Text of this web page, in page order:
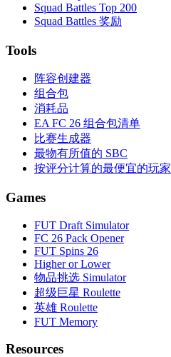
Squad Battles Top 200
Squad Battles 奖励
Tools
阵容创建器
组合包
消耗品
EA FC 26 组合包清单
比赛生成器
最物有所值的 SBC
按评分计算的最便宜的玩家
Games
FUT Draft Simulator
FC 26 Pack Opener
FUT Spins 26
Higher or Lower
物品挑选 Simulator
超级巨星 Roulette
英雄 Roulette
FUT Memory
Resources